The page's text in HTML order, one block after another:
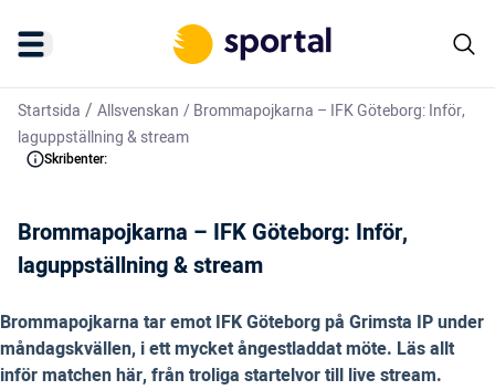
Startsida / Allsvenskan /Brommapojkarna – IFK Göteborg: Inför,
laguppställning & stream
Skribenter:
Brommapojkarna – IFK Göteborg: Inför,
laguppställning & stream
Brommapojkarna tar emot IFK Göteborg på Grimsta IP under
måndagskvällen, i ett mycket ångestladdat möte. Läs allt
inför matchen här, från troliga startelvor till live stream.